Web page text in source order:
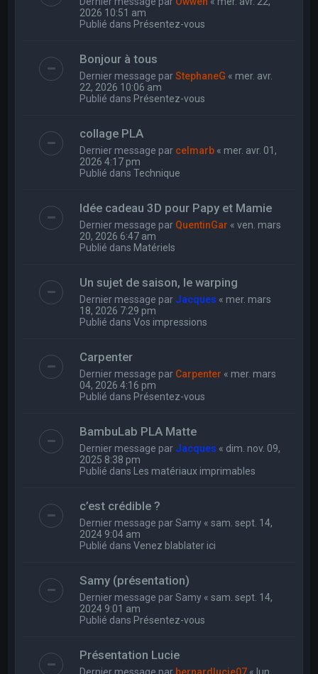
2026 10:51 am
Publié dans Présentez-vous
Bonjour à tous
Dernier message parStephaneG « mer. avr.
22, 2026 10:06 am
Publié dans Présentez-vous
collage PLA
Dernier message par celmarb « mer. avr. 01,
2026 4:17 pm
Publié dansTechnique
Idée cadeau 3D pour Papy et Mamie
Dernier message par QuentinGar «ven. mars
20, 2026 6:47 am
Publié dans Matériels
Un sujet de saison, le warping
Dernier message par Jacques « mer. mars
18, 2026 7:29 pm
Publié dansVos impressions
Carpenter
Dernier message par Carpenter « mer. mars
04, 2026 4:16 pm
Publié dans Présentez-vous
BambuLab PLA Matte
Dernier message par Jacques « dim. nov. 09,
2025 8:38 pm
Publié dans Les matériaux imprimables
c’est crédible ?
Dernier message parSamy «sam. sept. 14,
2024 9:04 am
Publié dansVenez blablater ici
Samy (présentation)
Dernier message parSamy «sam. sept. 14,
2024 9:01 am
Publié dans Présentez-vous
Présentation Lucie
Dernier message par bernardlucie07 « lun.